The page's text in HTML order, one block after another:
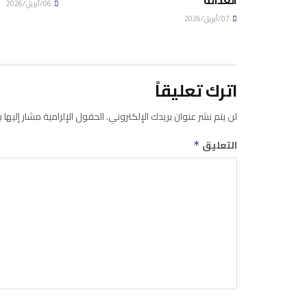
اترك تعليقاً
لن يتم نشر عنوان بريدك الإلكتروني.الحقول الإلزامية مشار إليها
التعليق *